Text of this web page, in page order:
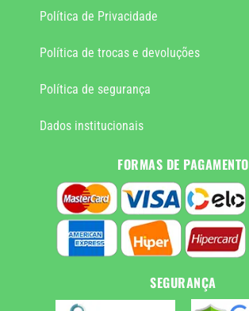
Política de Privacidade
Política de trocas e devoluções
Política de segurança
Dados institucionais
FORMAS DE PAGAMENTO
SEGURANÇA